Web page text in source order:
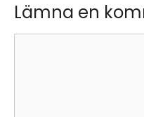
Lämna en